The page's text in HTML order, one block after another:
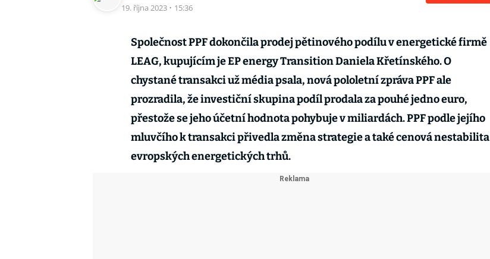
19. října 2023 · 15:36
Společnost PPF dokončila prodej pětinového podílu v energetické firmě
LEAG, kupujícím je EP energy Transition Daniela Křetínského. O
chystané transakci už média psala, nová pololetní zpráva PPF ale
prozradila, že investiční skupina podíl prodala za pouhé jedno euro,
přestože se jeho účetní hodnota pohybuje v miliardách. PPF podle jejího
mluvčího k transakci přivedla změna strategie a také cenová nestabilita
evropských energetických trhů.